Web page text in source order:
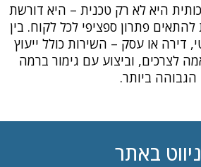
היא לא רק טכנית – היא דורשת
להתאים פתרון ספציפי לכל לקוח. בין
דירה או עסק – השירות כולל ייעוץ
לצרכים, וביצוע עם גימור ברמה
הגבוהה ביותר.
ניווט באתר